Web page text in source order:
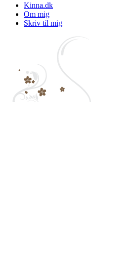
Kinna.dk
Om mig
Skriv til mig